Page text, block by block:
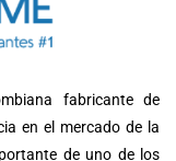
fabricante de
en el mercado de la
de uno de los